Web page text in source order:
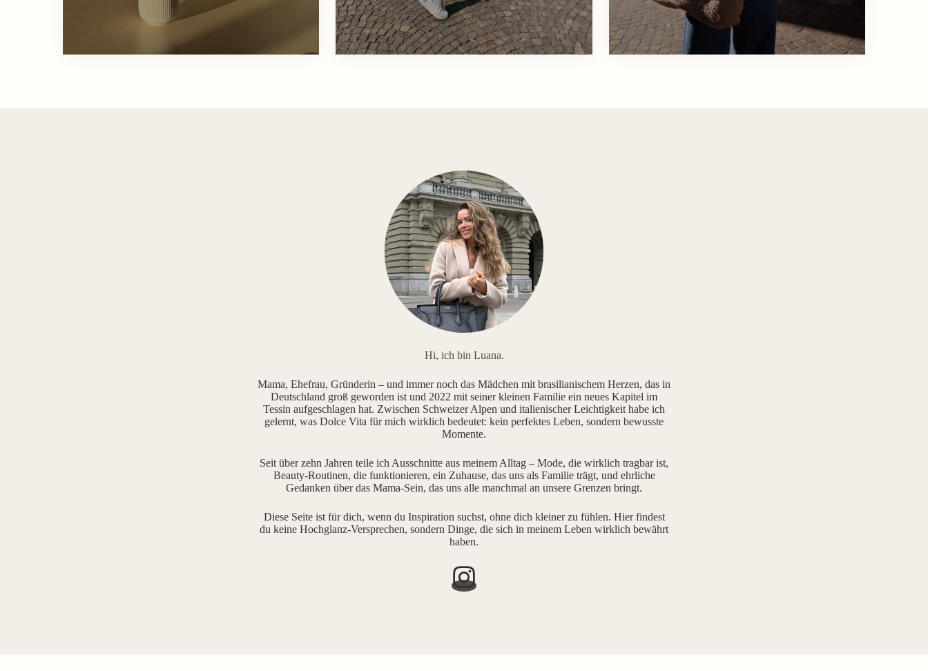
Hi, ich bin Luana.
Mama, Ehefrau, Gründerin – und immer noch das Mädchen mit brasilianischem Herzen, das in
Deutschland groß geworden ist und 2022 mit seiner kleinen Familie ein neues Kapitel im
Tessin aufgeschlagen hat. Zwischen Schweizer Alpen und italienischer Leichtigkeit habe ich
gelernt, was Dolce Vita für mich wirklich bedeutet: kein perfektes Leben, sondern bewusste
Momente.
Seit über zehn Jahren teile ich Ausschnitte aus meinem Alltag – Mode, die wirklich tragbar ist,
Beauty-Routinen, die funktionieren, ein Zuhause, das uns als Familie trägt, und ehrliche
Gedanken über das Mama-Sein, das uns alle manchmal an unsere Grenzen bringt.
Diese Seite ist für dich, wenn du Inspiration suchst, ohne dich kleiner zu fühlen. Hier findest
du keine Hochglanz-Versprechen, sondern Dinge, die sich in meinem Leben wirklich bewährt
haben.